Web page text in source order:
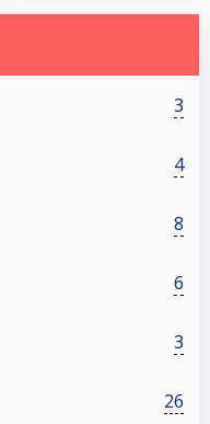
3
4
8
6
3
26